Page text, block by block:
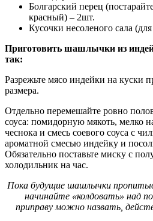
Болгарский перец
красный) – 2шт.
Кусочки несоленого сала
Приготовить шашлычки из
так:
Разрежьте мясо индейки на куски
размера.
Отдельно перемешайте ровно
соуса: помидорную мякоть, мелко
чеснока и смесь соевого соуса с
ароматной смесью индейку и
Обязательно поставьте миску с
холодильник на час.
Пока будущие шашлычки
начинайте «колдовать» над
приправу можно назвать,